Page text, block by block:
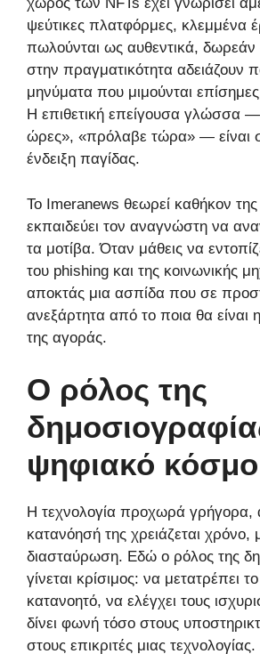
χώρος των NFTs έχει γνωρίσει
ψεύτικες πλατφόρμες, κλεμμένα
πωλούνται ως αυθεντικά,
στην πραγματικότητα αδειάζουν
μηνύματα που μιμούνται
Η επιθετική επείγουσα γλώσσα —
ώρες», «πρόλαβε τώρα» — είναι
ένδειξη παγίδας.
Το Imeranews θεωρεί καθήκον
εκπαιδεύει τον αναγνώστη να
τα μοτίβα. Όταν μάθεις να
του phishing και της κοινωνικής
αποκτάς μια ασπίδα που σε
ανεξάρτητα από το ποια θα είναι
της αγοράς.
Ο ρόλος της
ψηφιακό κόσμο
Η τεχνολογία προχωρά γρήγορα,
κατανόησή της χρειάζεται χρόνο,
διασταύρωση. Εδώ ο ρόλος της
γίνεται κρίσιμος: να μετατρέπει
κατανοητό, να ελέγχει τους
δίνει φωνή τόσο στους
στους επικριτές μιας